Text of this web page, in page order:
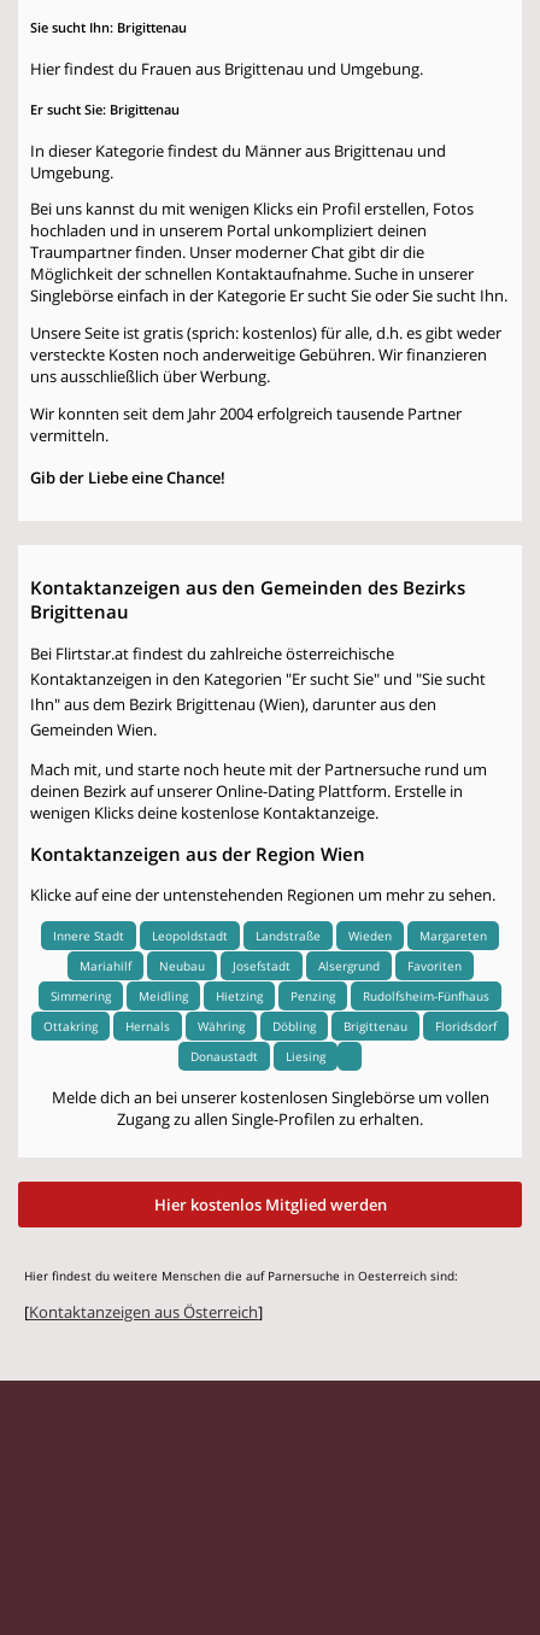
Sie sucht Ihn: Brigittenau
Hier findest du Frauen aus Brigittenau und Umgebung.
Er sucht Sie: Brigittenau
In dieser Kategorie findest du Männer aus Brigittenau und
Umgebung.
Bei uns kannst du mit wenigen Klicks ein Profil erstellen, Fotos
hochladen und in unserem Portal unkompliziert deinen
Traumpartner finden. Unser moderner Chat gibt dir die
Möglichkeit der schnellen Kontaktaufnahme. Suche in unserer
Singlebörse einfach in der Kategorie Er sucht SieoderSie sucht Ihn.
Unsere Seite ist gratis (sprich: kostenlos) für alle, d.h. es gibt weder
versteckte Kosten noch anderweitige Gebühren. Wir finanzieren
uns ausschließlich über Werbung.
Wir konnten seit dem Jahr 2004 erfolgreich tausende Partner
vermitteln.
Gib der Liebe eine Chance!
Kontaktanzeigen aus den Gemeinden des Bezirks
Brigittenau
Bei Flirtstar.at findest du zahlreiche österreichische
Kontaktanzeigen in den Kategorien "Er sucht Sie" und "Sie sucht
Ihn" aus dem Bezirk Brigittenau (Wien), darunter aus den
Gemeinden Wien.
Mach mit, und starte noch heute mit der Partnersuche rund um
deinen Bezirk auf unserer Online-Dating Plattform. Erstelle in
wenigen Klicks deine kostenlose Kontaktanzeige.
Kontaktanzeigen aus der Region Wien
Klicke auf eine der untenstehenden Regionen um mehr zu sehen.
Innere Stadt Leopoldstadt Landstraße Wieden
Margareten
Mariahilf
Neubau Josefstadt Alsergrund
Favoriten
Simmering
Meidling Hietzing Penzing
Rudolfsheim-Fünfhaus
Ottakring
Hernals Währing Döbling Brigittenau
Floridsdorf
Donaustadt
Liesing
Melde dich an bei unserer kostenlosen Singlebörse um vollen
Zugang zu allen Single-Profilen zu erhalten.
Hier kostenlos Mitglied werden
Hier findest du weitere Menschen die auf Parnersuche in Oesterreich sind:
[Kontaktanzeigen aus Österreich]